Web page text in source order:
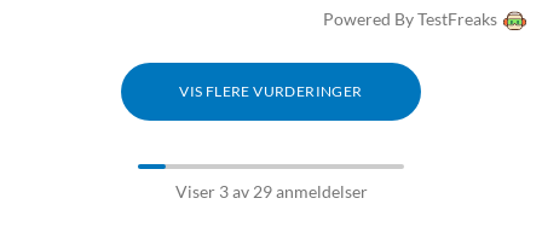
Powered By TestFreaks
VIS FLERE VURDERINGER
Viser 3 av 29 anmeldelser